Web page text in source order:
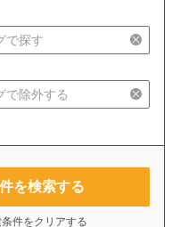
を検索する
件をクリアする